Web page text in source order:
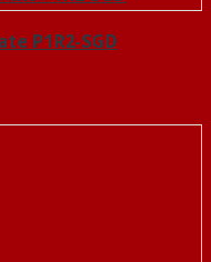
P1R2-SGD